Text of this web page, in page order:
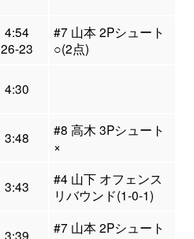
4:54
26-23
#7 山本 2Pシュート
○(2点)
4:30
3:48
#8 高木 3Pシュート
×
3:43
#4 山下 オフェンス
リバウンド(1-0-1)
3:39
#7 山本 2Pシュート